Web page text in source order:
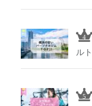
ル